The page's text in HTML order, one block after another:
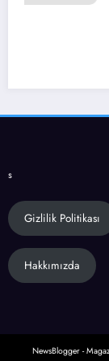
Bursa
s
Gizlilik Politikası
Hakkımızda
NewsBlogger -